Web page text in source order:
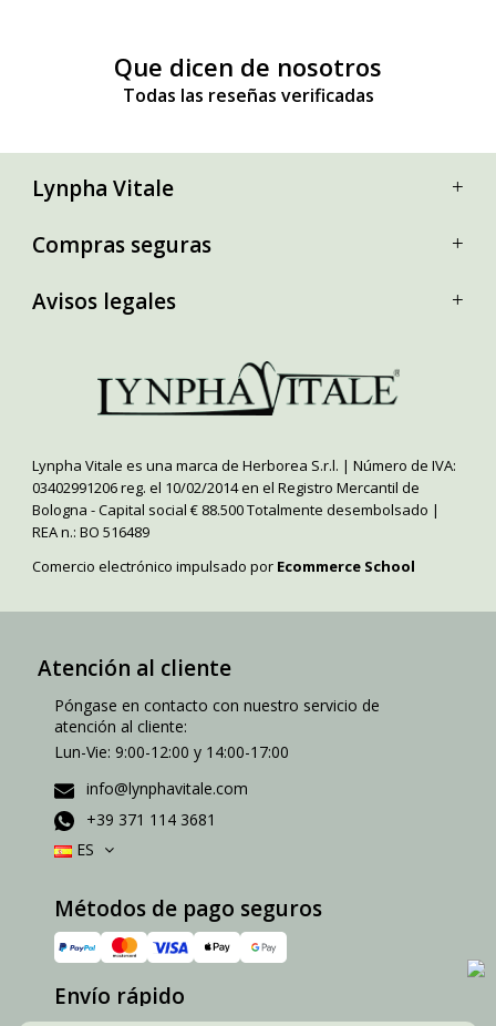
Que dicen de nosotros
Todas las reseñas verificadas
Lynpha Vitale
Compras seguras
Avisos legales
Lynpha Vitale es una marca de Herborea S.r.l. | Número de IVA:
03402991206 reg. el 10/02/2014 en el Registro Mercantil de
Bologna - Capital social € 88.500 Totalmente desembolsado |
REA n.: BO 516489
Comercio electrónico impulsado por Ecommerce School
Atención al cliente
Póngase en contacto con nuestro servicio de
atención al cliente:
Lun-Vie: 9:00-12:00 y 14:00-17:00
info@lynphavitale.com
+39 371 114 3681
ES
Métodos de pago seguros
Envío rápido